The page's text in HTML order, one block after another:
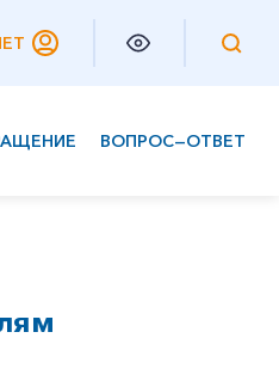
ВОПРОС—ОТВЕТ